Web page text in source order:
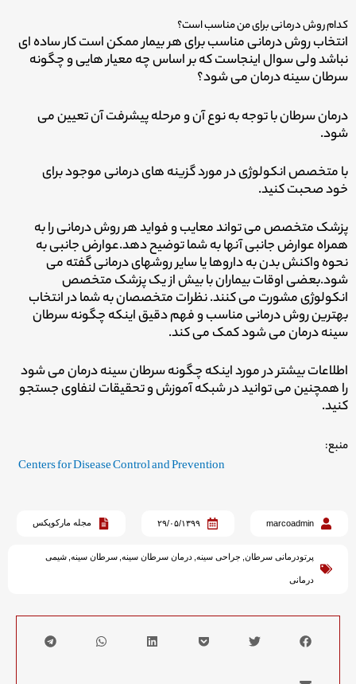
کدام روش درمانی برای من مناسب است؟
انتخاب روش درمانی مناسب برای هر بیمار ممکن است کار ساده ای
نباشدولی سوال اینجاست که بر اساس چه معیار هایی و چگونه
سرطان سینه درمان می شود؟
درمان سرطان با توجه به نوع آن و مرحله پیشرفت آن تعیین می
شود.
با متخصص انکولوژی در مورد گزینه های درمانی موجود برای
خود صحبت کنید.
پزشک متخصص می تواند معایب و فواید هر روش درمانی را به
همراه عوارض جانبی آنها به شما توضیح دهد.عوارض جانبی به
نحوه واکنش بدن به داروها یا سایر روشهای درمانی گفته می
شود.بعضی اوقات بیماران با بیش از یک پزشک متخصص
انکولوژی مشورت می کنند. نظرات متخصصان به شما در انتخاب
بهترین روش درمانی مناسب و فهم دقیق اینکه چگونه سرطان
سینه درمان می شود کمک می کند.
اطلاعات بیشتر در مورد اینکه چگونه سرطان سینه درمان می شود
را همچنین می توانید در شبکه آموزش و تحقیقات لنفاوی جستجو
کنید.
منبع:
Centers for Disease Control and Prevention
marcoadmin ۲۹/۰۵/۱۳۹۹ مجله مارکوپکس
پرتودرمانی سرطان, جراحی سینه, درمان سرطان سینه, سرطان سینه, شیمی
درمانی